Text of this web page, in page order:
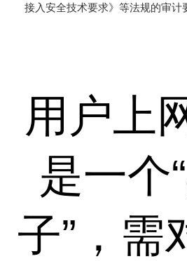
接入安全技术要求》等法规的审计
用户上
是一个
子”，需